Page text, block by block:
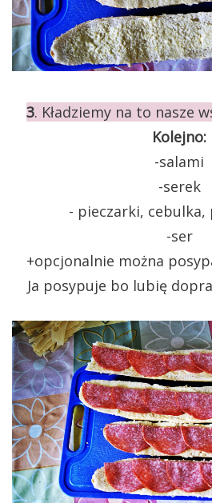
3. Kładziemy na to nasze
Kolejno:
-salami
-serek
- pieczarki,
-ser
+opcjonalnie można
Ja posypuje bo lubię